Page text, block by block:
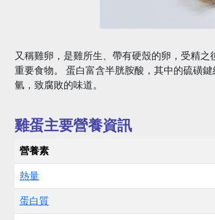
又稱雞卵，是雞所生、帶有硬殼的卵，受精
重要食物。 蛋白富含半胱胺酸，其中的硫磺
氫，致腐敗的味道。
雞蛋主要營養資訊
營養素
熱量
蛋白質